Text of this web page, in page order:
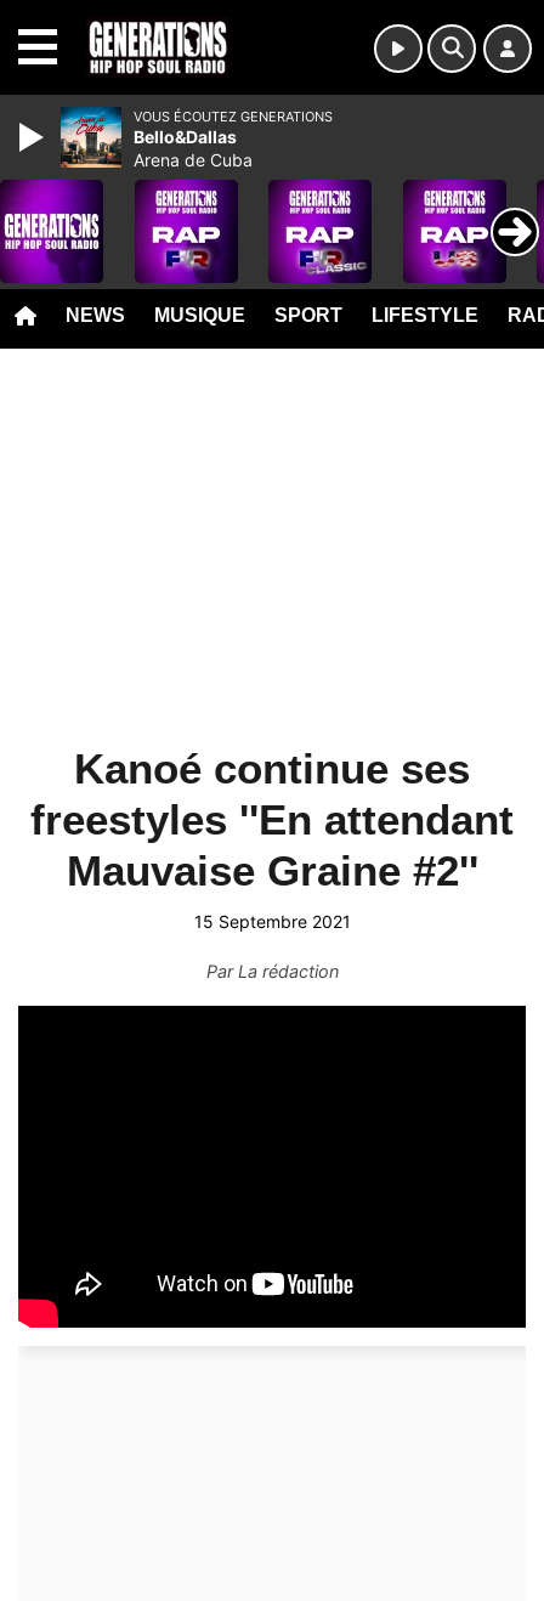
NEWS MUSIQUE SPORT LIFESTYLE
Kanoé continue ses
freestyles ''En attendant
Mauvaise Graine #2''
15 Septembre 2021
ParLa rédaction
VOUS ÉCOUTEZ GENERATIONS
Bello&Dallas
Arena de Cuba